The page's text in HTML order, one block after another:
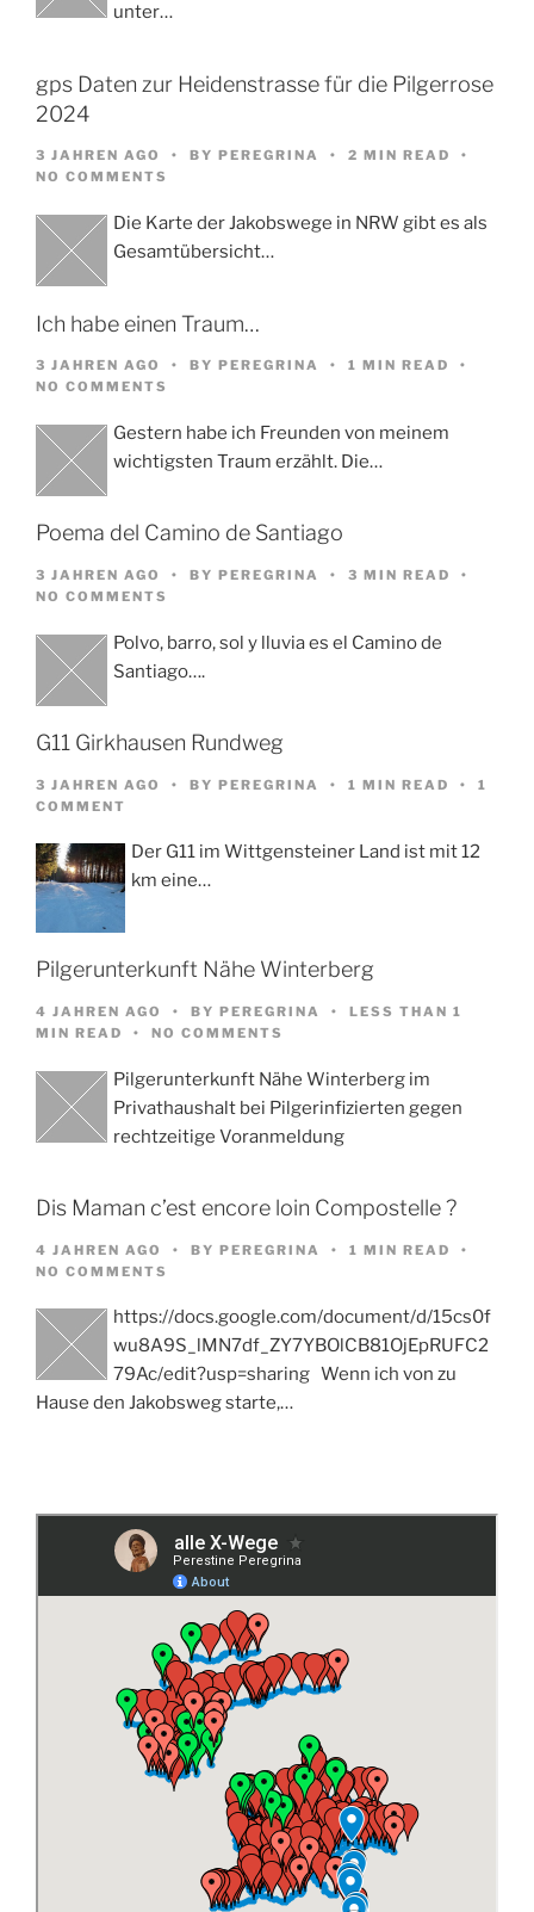
unter…
gps Daten zur Heidenstrasse für die Pilgerrose
2024
3 JAHREN AGO BY PEREGRINA
2 MIN READ
NO COMMENTS
Die Karte der Jakobswege in NRW gibt es als
Gesamtübersicht…
Ich habe einen Traum…
3 JAHREN AGO BY PEREGRINA
1 MIN READ
NO COMMENTS
Gestern habe ich Freunden von meinem
wichtigsten Traum erzählt. Die…
Poema del Camino de Santiago
3 JAHREN AGO BY PEREGRINA
3 MIN READ
NO COMMENTS
Polvo, barro, sol y lluvia es el Camino de
Santiago….
G11 Girkhausen Rundweg
3 JAHREN AGO BY PEREGRINA 1 MIN READ
1
COMMENT
Der G11 im Wittgensteiner Land ist mit 12
km eine…
Pilgerunterkunft Nähe Winterberg
4 JAHREN AGO BY PEREGRINA
LESS THAN 1
MIN READ
NO COMMENTS
Pilgerunterkunft Nähe Winterberg im
Privathaushalt bei Pilgerinfizierten gegen
rechtzeitige Voranmeldung
Dis Maman c’est encore loin Compostelle ?
4 JAHREN AGO BY PEREGRINA
1 MIN READ
NO COMMENTS
https://docs.google.com/document/d/15cs0f
wu8A9S_lMN7df_ZY7YBOlCB81OjEpRUFC2
79Ac/edit?usp=sharing Wenn ich von zu
Hause den Jakobsweg starte,…